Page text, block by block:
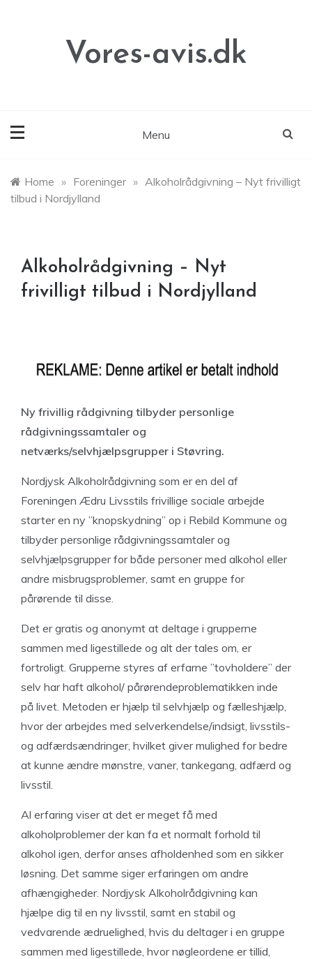
Vores-avis.dk
Menu
Home » Foreninger » Alkoholrådgivning – Nyt frivilligt
tilbud i Nordjylland
Alkoholrådgivning – Nyt
frivilligt tilbud i Nordjylland
Ny frivillig rådgivning tilbyder personlige
rådgivningssamtaler og
netværks/selvhjælpsgrupper i Støvring.
Nordjysk Alkoholrådgivning som er en del af
Foreningen Ædru Livsstils frivillige sociale arbejde
starter en ny ”knopskydning” op i Rebild Kommune og
tilbyder personlige rådgivningssamtaler og
selvhjælpsgrupper for både personer med alkohol eller
andre misbrugsproblemer, samt en gruppe for
pårørende til disse.
Det er gratis og anonymt at deltage i grupperne
sammen med ligestillede og alt der tales om, er
fortroligt. Grupperne styres af erfarne ”tovholdere” der
selv har haft alkohol/ pårørendeproblematikken inde
på livet. Metoden er hjælp til selvhjælp og fælleshjælp,
hvor der arbejdes med selverkendelse/indsigt, livsstils-
og adfærdsændringer, hvilket giver mulighed for bedre
at kunne ændre mønstre, vaner, tankegang, adfærd og
livsstil.
Al erfaring viser at det er meget få med
alkoholproblemer der kan fa et normalt forhold til
alkohol igen, derfor anses afholdenhed som en sikker
løsning. Det samme siger erfaringen om andre
afhængigheder. Nordjysk Alkoholrådgivning kan
hjælpe dig til en ny livsstil, samt en stabil og
vedvarende ædruelighed, hvis du deltager i en gruppe
sammen med ligestillede, hvor nøgleordene er tillid,